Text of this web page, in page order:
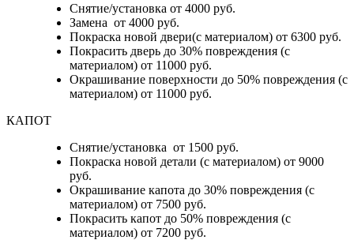
Снятие/установка от 4000 руб.
Замена от 4000 руб.
Покраска новой двери(с материалом) от 6300 руб.
Покрасить дверь до 30% повреждения (с
материалом) от 11000 руб.
Окрашивание поверхности до 50% повреждения (с
материалом) от 11000 руб.
КАПОТ
Снятие/установка от 1500 руб.
Покраска новой детали (с материалом) от 9000
руб.
Окрашивание капота до 30% повреждения (с
материалом) от 7500 руб.
Покрасить капот до 50% повреждения (с
материалом) от 7200 руб.